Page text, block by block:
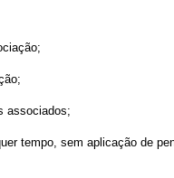
associados;
tempo, sem aplicação de